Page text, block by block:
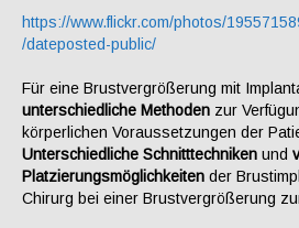
https://www.flickr.com/photos/
/dateposted-public/
Für eine Brustvergrößerung mit
unterschiedliche Methoden zur
körperlichen Voraussetzungen der
Unterschiedliche Schnitttechniken und
Platzierungsmöglichkeiten der
Chirurg bei einer Brustvergrößerung